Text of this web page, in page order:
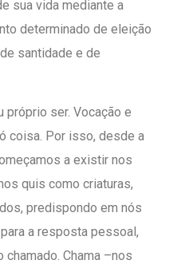
sua vida mediante a
determinado de eleição
santidade e de
próprio ser. Vocação e
coisa. Por isso, desde a
a existir nos
quis como criaturas,
predispondo em nós
a resposta pessoal,
Chama –nos